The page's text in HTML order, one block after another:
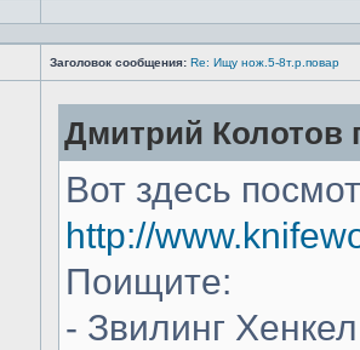
Заголовок сообщения: Re: Ищу нож.5-8т.р.повар
Дмитрий Колотов
Вот здесь
http://
Поищите:
- Звилинг